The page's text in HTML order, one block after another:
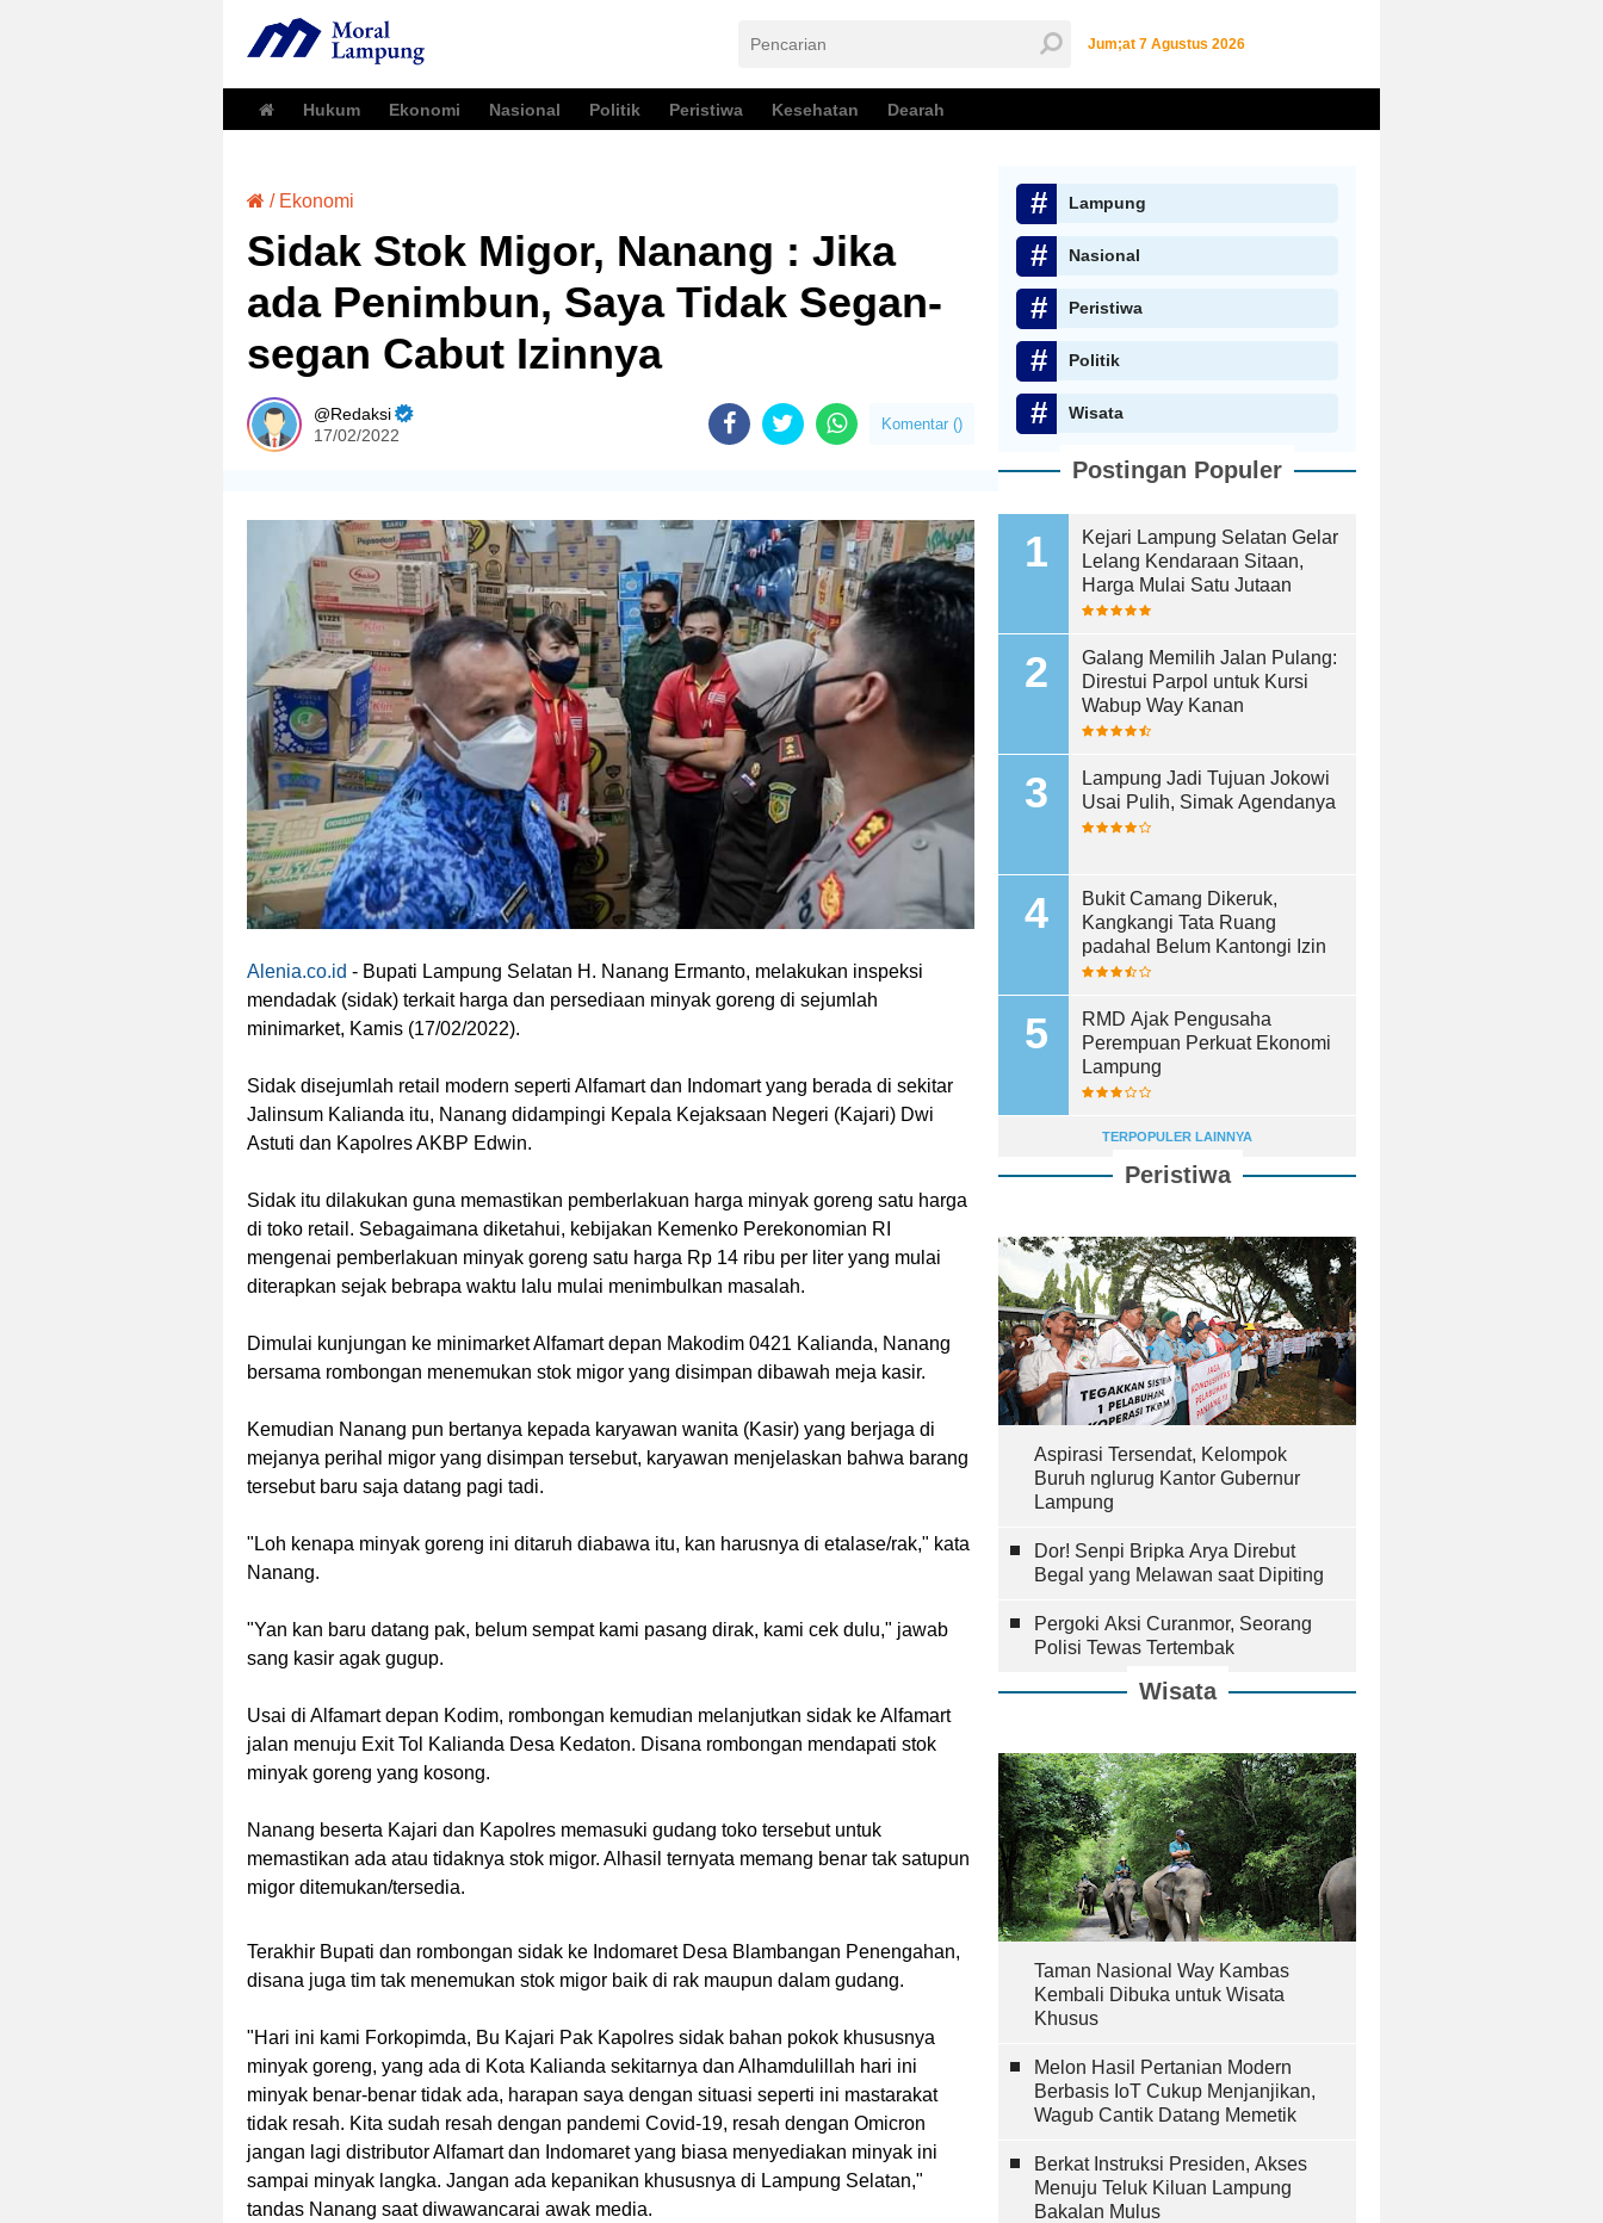
Jum;at 7 Agustus 2026
Hukum Ekonomi Nasional Politik Peristiwa Kesehatan Dearah
/ Ekonomi
Sidak Stok Migor, Nanang : Jika
ada Penimbun, Saya Tidak Segan-
segan Cabut Izinnya
Redaksi
17/02/2022
Komentar ()
Alenia.co.id - Bupati Lampung Selatan H. Nanang Ermanto, melakukan inspeksi
mendadak (sidak) terkait harga dan persediaan minyak goreng di sejumlah
minimarket, Kamis (17/02/2022).
Sidak disejumlah retail modern seperti Alfamart dan Indomart yang berada di sekitar
Jalinsum Kalianda itu, Nanang didampingi Kepala Kejaksaan Negeri (Kajari) Dwi
Astuti dan Kapolres AKBP Edwin.
Sidak itu dilakukan guna memastikan pemberlakuan harga minyak goreng satu harga
di toko retail. Sebagaimana diketahui, kebijakan Kemenko Perekonomian RI
mengenai pemberlakuan minyak goreng satu harga Rp 14 ribu per liter yang mulai
diterapkan sejak bebrapa waktu lalu mulai menimbulkan masalah.
Dimulai kunjungan ke minimarket Alfamart depan Makodim 0421 Kalianda, Nanang
bersama rombongan menemukan stok migor yang disimpan dibawah meja kasir.
Kemudian Nanang pun bertanya kepada karyawan wanita (Kasir) yang berjaga di
mejanya perihal migor yang disimpan tersebut, karyawan menjelaskan bahwa barang
tersebut baru saja datang pagi tadi.
"Loh kenapa minyak goreng ini ditaruh diabawa itu, kan harusnya di etalase/rak," kata
Nanang.
"Yan kan baru datang pak, belum sempat kami pasang dirak, kami cek dulu," jawab
sang kasir agak gugup.
Usai di Alfamart depan Kodim, rombongan kemudian melanjutkan sidak ke Alfamart
jalan menuju Exit Tol Kalianda Desa Kedaton. Disana rombongan mendapati stok
minyak goreng yang kosong.
Nanang beserta Kajari dan Kapolres memasuki gudang toko tersebut untuk
memastikan ada atau tidaknya stok migor. Alhasil ternyata memang benar tak satupun
migor ditemukan/tersedia.
Terakhir Bupati dan rombongan sidak ke Indomaret Desa Blambangan Penengahan,
disana juga tim tak menemukan stok migor baik di rak maupun dalam gudang.
"Hari ini kami Forkopimda, Bu Kajari Pak Kapolres sidak bahan pokok khususnya
minyak goreng, yang ada di Kota Kalianda sekitarnya dan Alhamdulillah hari ini
minyak benar-benar tidak ada, harapan saya dengan situasi seperti ini mastarakat
tidak resah. Kita sudah resah dengan pandemi Covid-19, resah dengan Omicron
jangan lagi distributor Alfamart dan Indomaret yang biasa menyediakan minyak ini
sampai minyak langka. Jangan ada kepanikan khususnya di Lampung Selatan,"
tandas Nanang saat diwawancarai awak media.
Lampung
Nasional
Peristiwa
Politik
Wisata
Postingan Populer
Kejari Lampung Selatan Gelar
Lelang Kendaraan Sitaan,
Harga Mulai Satu Jutaan
Galang Memilih Jalan Pulang:
Direstui Parpol untuk Kursi
Wabup Way Kanan
Lampung Jadi Tujuan Jokowi
Usai Pulih, Simak Agendanya
Bukit Camang Dikeruk,
Kangkangi Tata Ruang
padahal Belum Kantongi Izin
RMD Ajak Pengusaha
Perempuan Perkuat Ekonomi
Lampung
TERPOPULER LAINNYA
Peristiwa
Aspirasi Tersendat, Kelompok
Buruh nglurug Kantor Gubernur
Lampung
Dor! Senpi Bripka Arya Direbut
Begal yang Melawan saat Dipiting
Pergoki Aksi Curanmor, Seorang
Polisi Tewas Tertembak
Wisata
Taman Nasional Way Kambas
Kembali Dibuka untuk Wisata
Khusus
Melon Hasil Pertanian Modern
Berbasis IoT Cukup Menjanjikan,
Wagub Cantik Datang Memetik
Berkat Instruksi Presiden, Akses
Menuju Teluk Kiluan Lampung
Bakalan Mulus